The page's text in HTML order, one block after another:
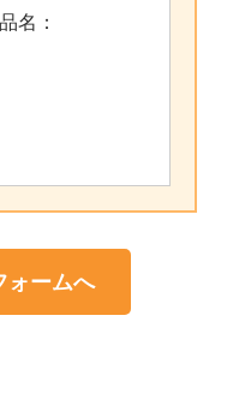
名：
ォームへ